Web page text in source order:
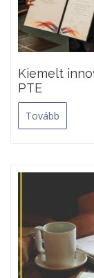
Kiemelt
PTE
Tovább